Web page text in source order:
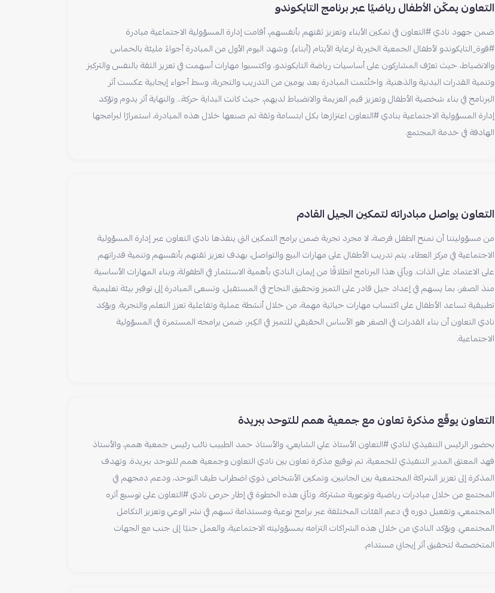
التعاون يمكّن الأطفال رياضيًا عبر برنامج التايكوندو
ضمن جهود نادي #التعاون في تمكين الأبناء وتعزيز ثقتهم بأنفسهم، أقامت إدارة المسؤولية الاجتماعية مبادرة
#قوة_التايكوندو لأطفال الجمعية الخيرية لرعاية الأيتام (أبناء). وشهد اليوم الأول من المبادرة أجواءً مليئة بالحماس
والانضباط، حيث تعرّف المشاركون على أساسيات رياضة التايكوندو، واكتسبوا مهارات أسهمت في تعزيز الثقة بالنفس والتركيز
وتنمية القدرات البدنية والذهنية. واختُتمت المبادرة بعد يومين من التدريب والتجربة، وسط أجواء إيجابية عكست أثر
البرنامج في بناء شخصية الأطفال وتعزيز قيم العزيمة والانضباط لديهم، حيث كانت البداية حركة… والنهاية أثر يدوم وتؤكد
إدارة المسؤولية الاجتماعية بنادي #التعاون اعتزازها بكل ابتسامة وثقة تم صنعها خلال هذه المبادرة، استمرارًا لبرامجها
الهادفة في خدمة المجتمع.
التعاون يواصل مبادراته لتمكين الجيل القادم
من مسؤوليتنا أن نمنح الطفل فرصة، لا مجرد تجربة ضمن برامج التمكين التي ينفذها نادي التعاون عبر إدارة المسؤولية
الاجتماعية في مركز العطاء، يتم تدريب الأطفال على مهارات البيع والتواصل، بهدف تعزيز ثقتهم بأنفسهم وتنمية قدراتهم
على الاعتماد على الذات. ويأتي هذا البرنامج انطلاقًا من إيمان النادي بأهمية الاستثمار في الطفولة، وبناء المهارات الأساسية
منذ الصغر، بما يسهم في إعداد جيل قادر على التميز وتحقيق النجاح في المستقبل. وتسعى المبادرة إلى توفير بيئة تعليمية
تطبيقية تساعد الأطفال على اكتساب مهارات حياتية مهمة، من خلال أنشطة عملية وتفاعلية تعزز التعلم والتجربة. ويؤكد
نادي التعاون أن بناء القدرات في الصغر هو الأساس الحقيقي للتميز في الكِبر، ضمن برامجه المستمرة في المسؤولية
الاجتماعية.
التعاون يوقّع مذكرة تعاون مع جمعية همم للتوحد ببريدة
بحضور الرئيس التنفيذي لنادي #التعاون الأستاذ علي الشايعي، والأستاذ حمد الطبيب نائب رئيس جمعية همم، والأستاذ
فهد المعتق المدير التنفيذي للجمعية، تم توقيع مذكرة تعاون بين نادي التعاون وجمعية همم للتوحد ببريدة. وتهدف
المذكرة إلى تعزيز الشراكة المجتمعية بين الجانبين، وتمكين الأشخاص ذوي اضطراب طيف التوحد، ودعم دمجهم في
المجتمع من خلال مبادرات رياضية وتوعوية مشتركة. وتأتي هذه الخطوة في إطار حرص نادي #التعاون على توسيع أثره
المجتمعي، وتفعيل دوره في دعم الفئات المختلفة عبر برامج نوعية ومستدامة تسهم في نشر الوعي وتعزيز التكامل
المجتمعي. ويؤكد النادي من خلال هذه الشراكات التزامه بمسؤوليته الاجتماعية، والعمل جنبًا إلى جنب مع الجهات
المتخصصة لتحقيق أثر إيجابي مستدام.